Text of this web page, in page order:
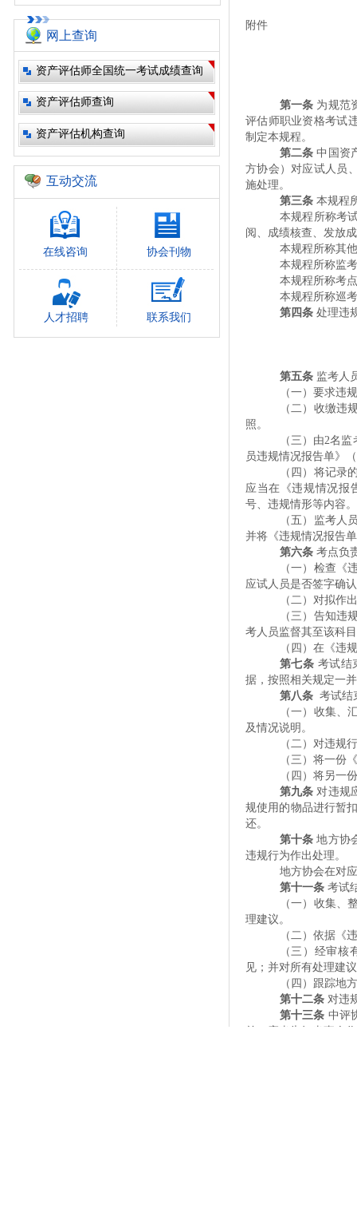
附件
第一条 为规范
评估师职业资格考试
制定本规程。
第二条 中国资
方协会）对应试人员
施处理。
第三条 本规程
本规程所称考
阅、成绩核查、发放
本规程所称其
本规程所称监
本规程所称考
本规程所称巡
第四条 处理违
第五条 监考人
（一）要求违
（二）收缴违
照。
（三）由2名监
员违规情况报告单》
（四）将记录
应当在《违规情况报
号、违规情形等内容。
（五）监考人
并将《违规情况报告
第六条 考点负
（一）检查《
应试人员是否签字确
（二）对拟作
（三）告知违
考人员监督其至该科
（四）在《违
第七条 考试结
据，按照相关规定一
第八条 考试结
（一）收集、
及情况说明。
（二）对违规
（三）将一份
（四）将另一
第九条 对违规
规使用的物品进行暂
还。
第十条 地方协
违规行为作出处理。
地方协会在对
第十一条 考试
（一）收集、
理建议。
（二）依据《
（三）经审
见；并对所有处理建
（四）跟踪地
第十二条 对违
第十三条 中评
网上查询
资产评估师全国统一考试成绩查询
资产评估师查询
资产评估机构查询
互动交流
协会刊物
在线咨询
人才招聘 联系我们